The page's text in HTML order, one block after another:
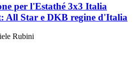
per l'Estathé 3x3 Italia
All Star e DKB regine d'Italia
Rubini